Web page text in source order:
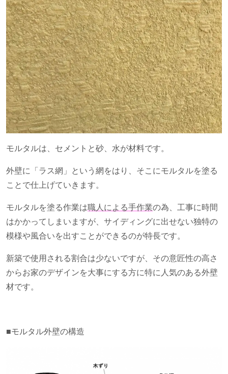
モルタルは、セメントと砂、水が材料です。
外壁に「ラス網」という網をはり、そこにモルタルを塗る
ことで仕上げていきます。
モルタルを塗る作業は職人による手作業の為、工事に時間
はかかってしまいますが、サイディングに出せない独特の
模様や風合いを出すことができるのが特長です。
新築で使用される割合は少ないですが、その意匠性の高さ
からお家のデザインを大事にする方に特に人気のある外壁
材です。
■モルタル外壁の構造